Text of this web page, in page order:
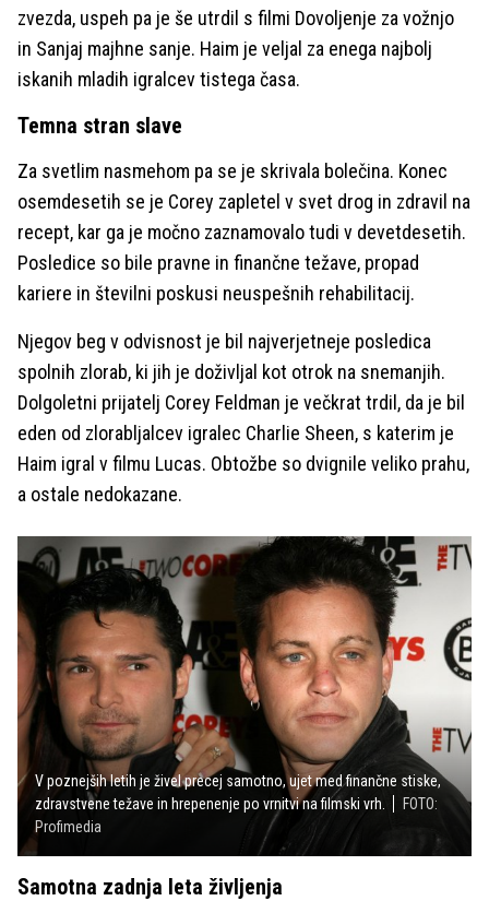
zvezda, uspeh pa je še utrdil s filmi Dovoljenje za vožnjo
in Sanjaj majhne sanje. Haim je veljal za enega najbolj
iskanih mladih igralcev tistega časa.
Temna stran slave
Za svetlim nasmehom pa se je skrivala bolečina. Konec
osemdesetih se je Corey zapletel v svet drog in zdravil na
recept, kar ga je močno zaznamovalo tudi v devetdesetih.
Posledice so bile pravne in finančne težave, propad
kariere in številni poskusi neuspešnih rehabilitacij.
Njegov beg v odvisnost je bil najverjetneje posledica
spolnih zlorab, ki jih je doživljal kot otrok na snemanjih.
Dolgoletni prijatelj Corey Feldman je večkrat trdil, da je bil
eden od zlorabljalcev igralec Charlie Sheen, s katerim je
Haim igral v filmu Lucas. Obtožbe so dvignile veliko prahu,
a ostale nedokazane.
V poznejših letih je živel precej samotno, ujet med finančne stiske,
zdravstvene težave in hrepenenje po vrnitvi na filmski vrh.
FOTO:
Profimedia
Samotna zadnja leta življenja